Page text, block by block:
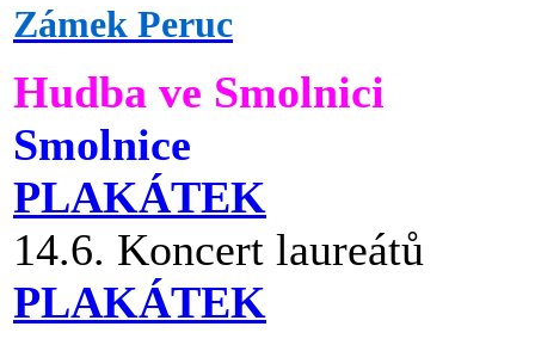
Zámek Peruc
Hudba ve Smolnici
Smolnice
PLAKÁTEK
14.6. Koncert laureátů
PLAKÁTEK